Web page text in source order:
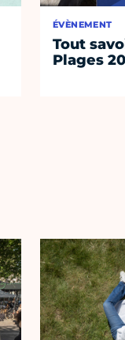
ÉVÈNEMENT
Tout
Plages